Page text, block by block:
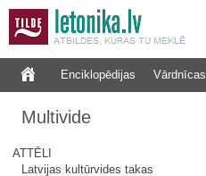
Enciklopēdijas Vārdnīcas
Multivide
ATTĒLI
Latvijas kultūrvides takas